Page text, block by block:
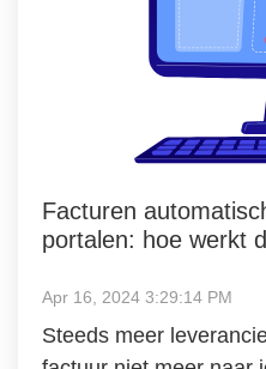
Facturen
portalen: hoe werkt
Apr 16, 2024 3:29:14 PM
Steeds meer